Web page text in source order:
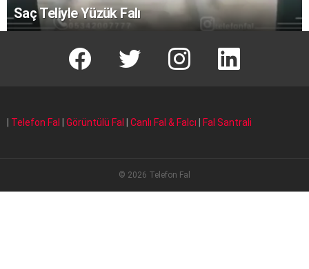
Saç Teliyle Yüzük Falı
facebook T instagram Linkedin Fal
Telefon Fal Görüntülü Fal Canlı Fal & Falcı Fal Santrali
© 2026 Telefon Fal